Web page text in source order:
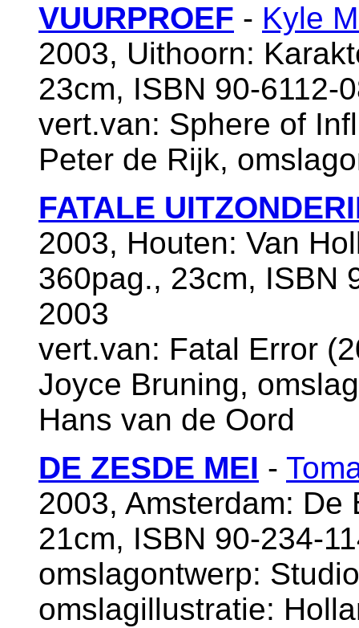
VUURPROEF - Kyle
2003, Uithoorn:
23cm, ISBN 90-6112-
vert.van: Sphere of
Peter de Rijk,
FATALE
2003, Houten: Van
360pag., 23cm, ISBN
2003
vert.van: Fatal Error
Joyce Bruning,
Hans van de Oord
DE ZESDE MEI -
2003, Amsterdam:
21cm, ISBN 90-234-
omslagontwerp:
omslagillustratie: